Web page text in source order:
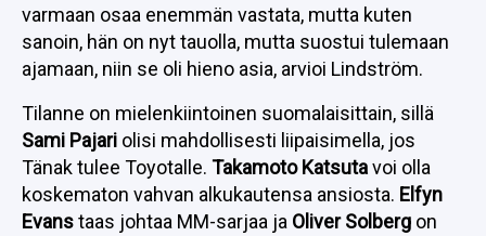
varmaan osaa enemmän vastata, mutta kuten
sanoin, hän on nyt tauolla, mutta suostui tulemaan
ajamaan, niin se oli hieno asia, arvioi Lindström.
Tilanne on mielenkiintoinen suomalaisittain, sillä
Sami Pajari olisi mahdollisesti liipaisimella, jos
Tänak tulee Toyotalle. Takamoto Katsutavoi olla
koskematon vahvan alkukautensa ansiosta. Elfyn
Evanstaas johtaa MM-sarjaa ja Oliver Solberg on